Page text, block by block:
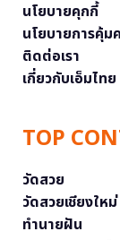
นโยบายคุกกี้
นโยบายการคุ้
ติดต่อเรา
เกี่ยวกับเอ็มไทย
TOP
วัดสวย
วัดสวยเชียงใหม่
ทำนายฝัน